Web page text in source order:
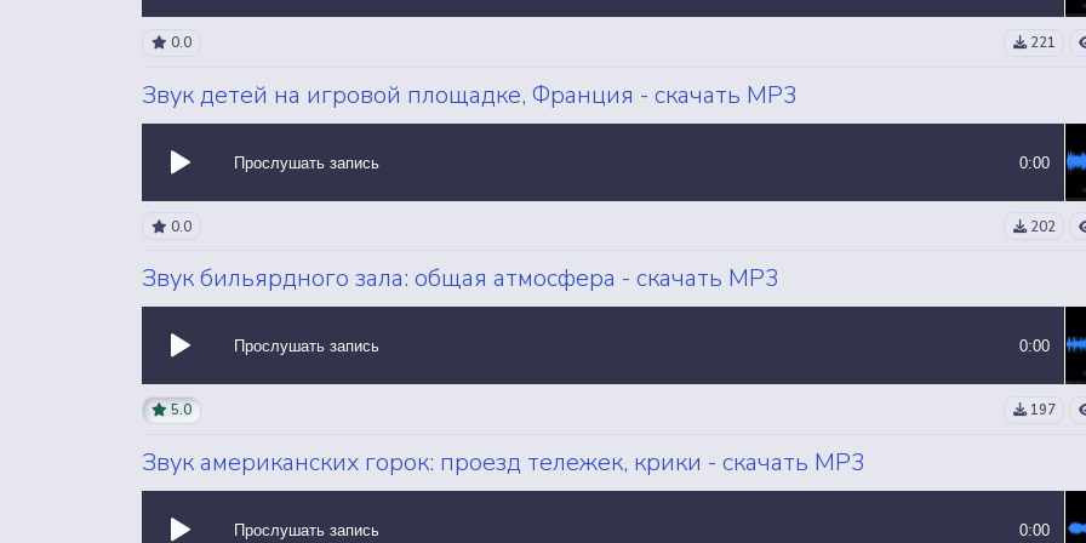
0.0 221
Звук детей на игровой площадке, Франция - скачать MP3
Прослушать запись 0:00
0.0 202
Звук бильярдного зала: общая атмосфера - скачать MP3
Прослушать запись 0:00
5.0 197
Звук американских горок: проезд тележек, крики - скачать MP3
Прослушать запись 0:00